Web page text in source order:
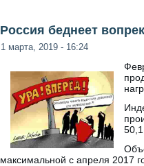
Россия беднеет
1 марта, 2019 - 16:24
максимальной с апреля 2017